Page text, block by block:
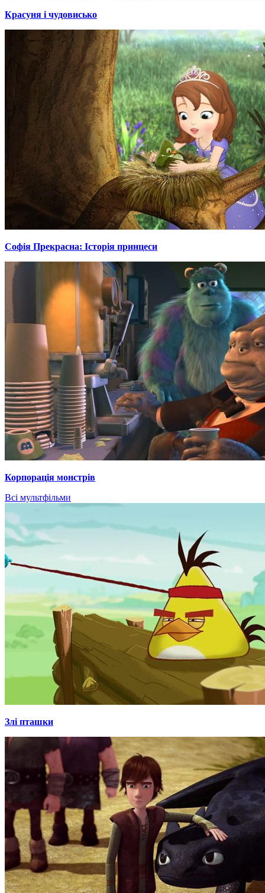
Красуня і чудовисько
Софія Прекрасна: Історія принцеси
Корпорація монстрів
Всі мультфільми
Злі пташки